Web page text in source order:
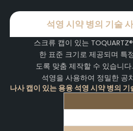
석영 시약 병의 기술
스크류 캡이 있는
한 표준 크기로 제공되며 특
도록 맞춤 제작할 수 있습니
석영을 사용하여 정밀한 공
나사 캡이 있는 용융 석영 시약 병의 기